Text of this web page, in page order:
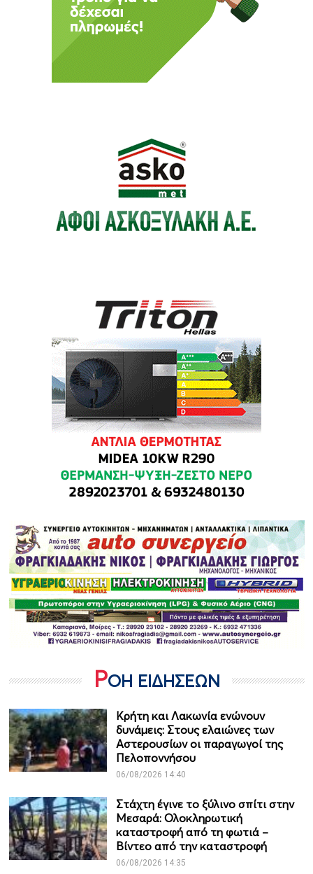
ΡΟΗ ΕΙΔΗΣΕΩΝ
Κρήτη και Λακωνία ενώνουν
δυνάμεις: Στους ελαιώνες των
Αστερουσίων οι παραγωγοί της
Πελοποννήσου
06/08/2026 14:40
Στάχτη έγινε το ξύλινο σπίτι στην
Μεσαρά: Ολοκληρωτική
καταστροφή από τη φωτιά –
Βίντεο από την καταστροφή
06/08/2026 14:35